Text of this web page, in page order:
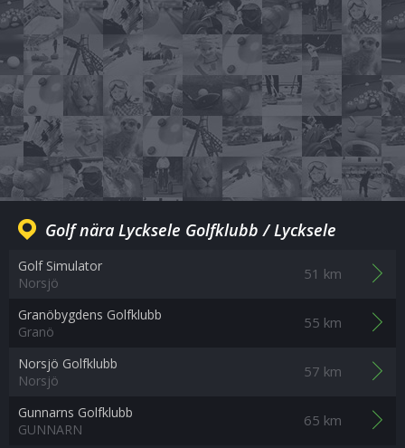
Golf nära Lycksele Golfklubb / Lycksele
Golf Simulator
Norsjö
51 km
Granöbygdens Golfklubb
Granö
55 km
Norsjö Golfklubb
Norsjö
57 km
Gunnarns Golfklubb
GUNNARN
65 km